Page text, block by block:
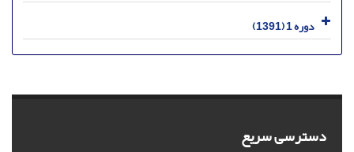
دوره 1 (1391)
دسترسی سریع